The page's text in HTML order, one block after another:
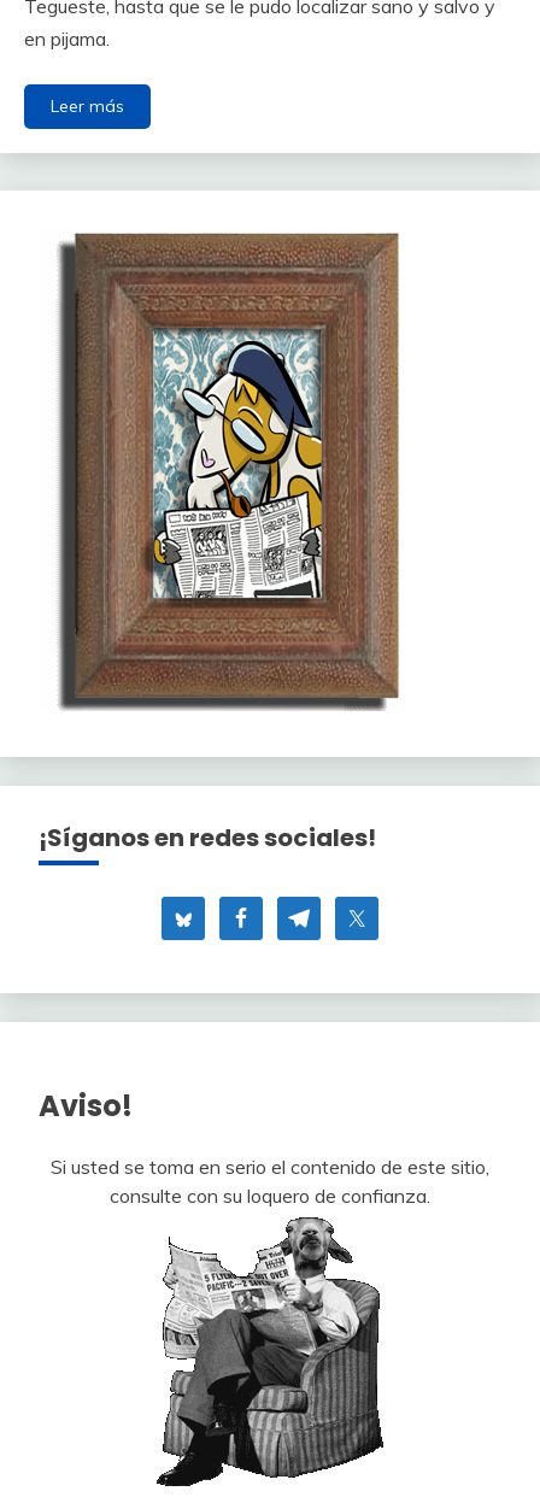
Tegueste, hasta que se le pudo localizar sano y salvo y
en pijama.
Leer más
¡Síganos en redes sociales!
Aviso!
Si usted se toma en serio el contenido de este sitio,
consulte con su loquero de confianza.